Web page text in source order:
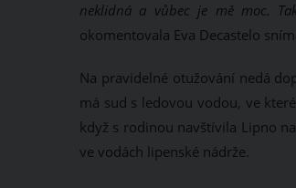
neklidná a vůbec je mě moc.
okomentovala Eva Decastelo
Na pravidelné otužování nedá
má sud s ledovou vodou, ve
když s rodinou navštívila Lipno
ve vodách lipenské nádrže.